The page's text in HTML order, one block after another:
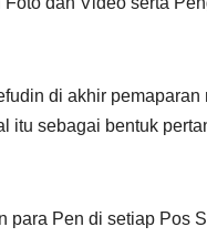
di akhir
itu sebagai bentuk
para Pen di setiap Pos